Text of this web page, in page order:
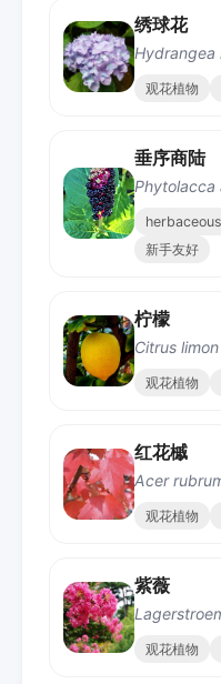
绣球花
Hydrangea
观花植物
垂序商陆
Phytolacca
新手友好
柠檬
Citrus limon
观花植物
红花槭
Acer
观花植物
紫薇
观花植物